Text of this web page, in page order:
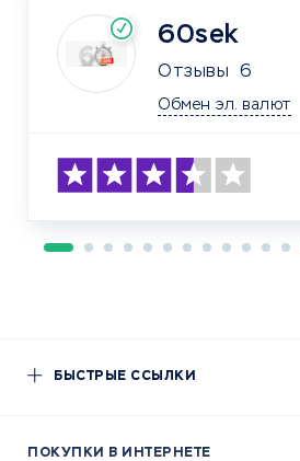
60sek
Отзывы 6
Обмен эл. валют
БЫСТРЫЕ ССЫЛКИ
ПОКУПКИ В ИНТЕРНЕТЕ